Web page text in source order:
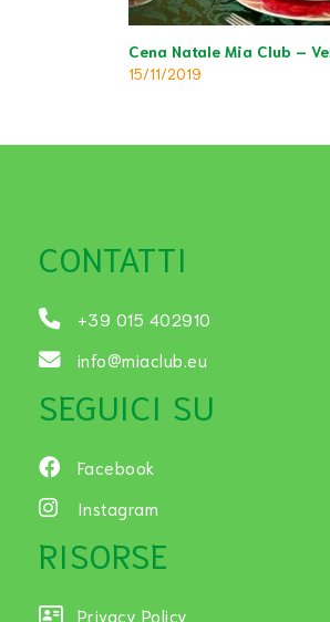
Cena Natale Mia Club –
15/11/2019
CONTATTI
+39 015 402910
info@miaclub.eu
SEGUICI SU
Facebook
Instagram
RISORSE
Privacy Policy